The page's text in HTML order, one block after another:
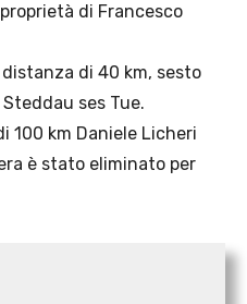
di Francesco
distanza di 40 km, sesto
ses Tue.
100 km Daniele Licheri
è stato eliminato per